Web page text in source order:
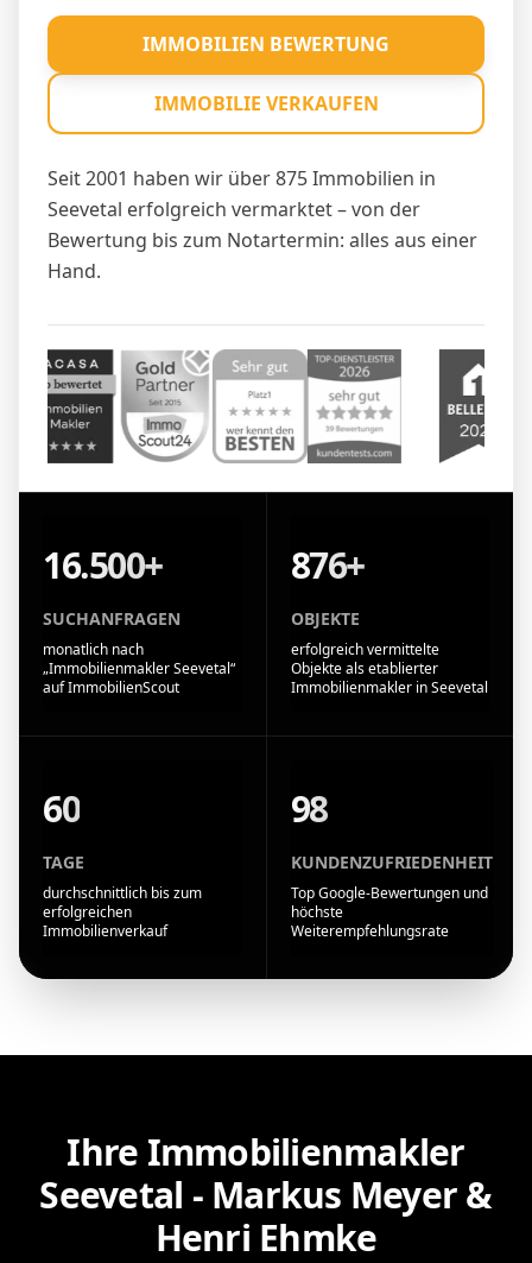
Seit 2001 haben wir über 875 Immobilien in
Seevetal erfolgreich vermarktet – von der
Bewertung bis zum Notartermin: alles aus einer
Hand.
IMMOBILIEN BEWERTUNG
IMMOBILIE VERKAUFEN
16.500+
SUCHANFRAGEN
monatlich nach
„Immobilienmakler Seevetal“
auf ImmobilienScout
876+
OBJEKTE
erfolgreich vermittelte
Objekte als etablierter
Immobilienmakler in Seevetal
60
TAGE
durchschnittlich bis zum
erfolgreichen
Immobilienverkauf
98
KUNDENZUFRIEDENHEIT
Top Google-Bewertungen und
höchste
Weiterempfehlungsrate
Ihre Immobilienmakler
Seevetal - Markus Meyer &
Henri Ehmke